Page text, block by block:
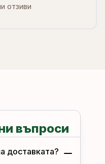
отзиви
въпроси
доставката?